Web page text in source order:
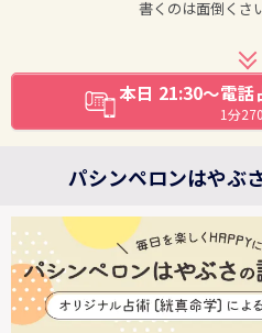
書くのは面倒く
本日 21:30～電話
1分
パシンペロンはやぶ